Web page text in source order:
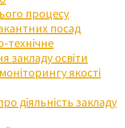
процесу
посад
технічне
закладу освіти
якості
діяльність закладу